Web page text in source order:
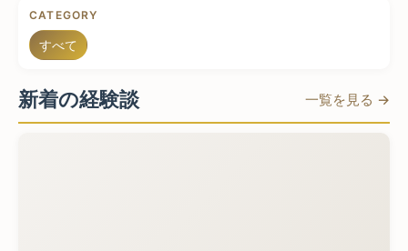
CATEGORY
すべて
新着の経験談 一覧を見る →